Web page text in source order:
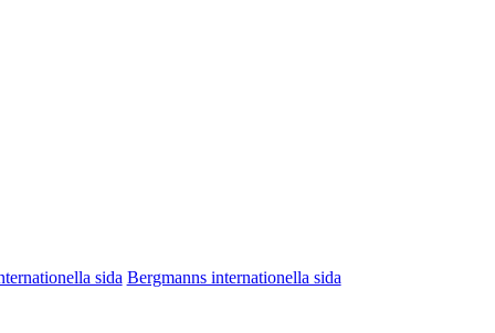
sida Bergmanns internationella sida